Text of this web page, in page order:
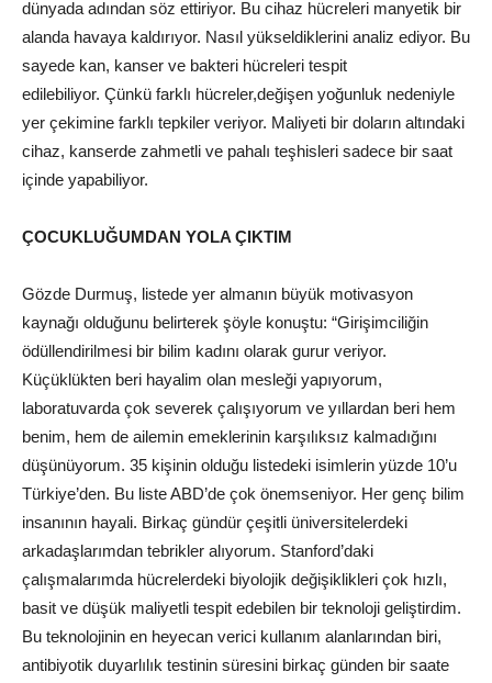
dünyada adından söz ettiriyor. Bu cihaz hücreleri manyetik bir
alanda havaya kaldırıyor. Nasıl yükseldiklerini analiz ediyor. Bu
sayede kan, kanser ve bakteri hücreleri tespit
edilebiliyor. Çünkü farklı hücreler,değişen yoğunluk nedeniyle
yer çekimine farklı tepkiler veriyor. Maliyeti bir doların altındaki
cihaz, kanserde zahmetli ve pahalı teşhisleri sadece bir saat
içinde yapabiliyor.
ÇOCUKLUĞUMDAN YOLA ÇIKTIM
Gözde Durmuş, listede yer almanın büyük motivasyon
kaynağı olduğunu belirterek şöyle konuştu: “Girişimciliğin
ödüllendirilmesi bir bilim kadını olarak gurur veriyor.
Küçüklükten beri hayalim olan mesleği yapıyorum,
laboratuvarda çok severek çalışıyorum ve yıllardan beri hem
benim, hem de ailemin emeklerinin karşılıksız kalmadığını
düşünüyorum. 35 kişinin olduğu listedeki isimlerin yüzde 10’u
Türkiye’den. Bu liste ABD’de çok önemseniyor. Her genç bilim
insanının hayali. Birkaç gündür çeşitli üniversitelerdeki
arkadaşlarımdan tebrikler alıyorum. Stanford’daki
çalışmalarımda hücrelerdeki biyolojik değişiklikleri çok hızlı,
basit ve düşük maliyetli tespit edebilen bir teknoloji geliştirdim.
Bu teknolojinin en heyecan verici kullanım alanlarından biri,
antibiyotik duyarlılık testinin süresini birkaç günden bir saate